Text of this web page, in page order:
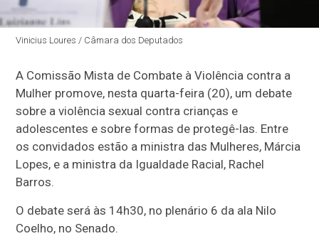
Vinicius Loures / Câmara dos Deputados
A Comissão Mista de Combate à Violência contra a
Mulher promove, nesta quarta-feira (20), um debate
sobre a violência sexual contra crianças e
adolescentes e sobre formas de protegê-las. Entre
os convidados estão a ministra das Mulheres, Márcia
Lopes, e a ministra da Igualdade Racial, Rachel
Barros.
O debate será às 14h30, no plenário 6 da ala Nilo
Coelho, no Senado.